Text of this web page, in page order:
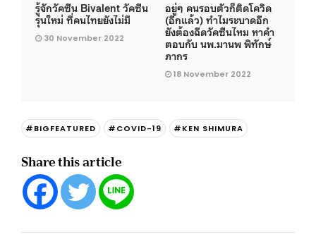
รู้จักวัคซีน Bivalent วัคซีน
รุ่นใหม่ ที่คนไทยยังไม่มี
30 November 2022
อยู่ๆ คนรอบตัวก็ติดโควิด
(อีกแล้ว) ทำไมระบาดอีก
ยังต้องฉีดวัคซีนไหม หาคำ
ตอบกับ นพ.มานพ พิทักษ์
ภากร
18 November 2022
#BIGFEATURED #COVID-19 #KEN SHIMURA
Share this article